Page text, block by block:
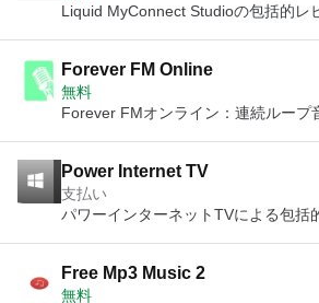
Liquid MyConnect Studioの包括的レ
Forever FM Online
無料
Forever FMオンライン：連続ループ
Power Internet TV
支払い
パワーインターネットTVによる包括
Free Mp3 Music 2
無料